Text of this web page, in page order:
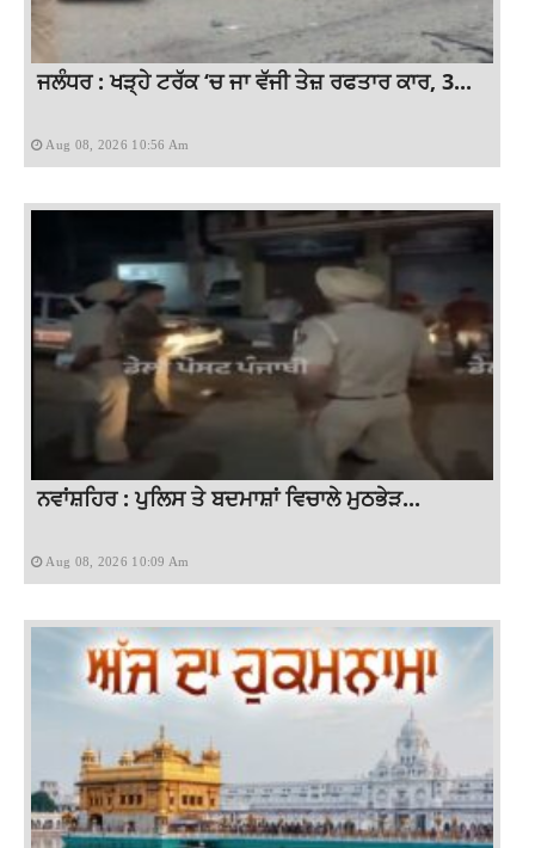
ਜਲੰਧਰ : ਖੜ੍ਹੇ ਟਰੱਕ ‘ਚ ਜਾ ਵੱਜੀ ਤੇਜ਼ ਰਫਤਾਰ ਕਾਰ, 3...
Aug 08, 2026 10:56 Am
ਨਵਾਂਸ਼ਹਿਰ : ਪੁਲਿਸ ਤੇ ਬਦਮਾਸ਼ਾਂ ਵਿਚਾਲੇ ਮੁਠਭੇੜ...
Aug 08, 2026 10:09 Am